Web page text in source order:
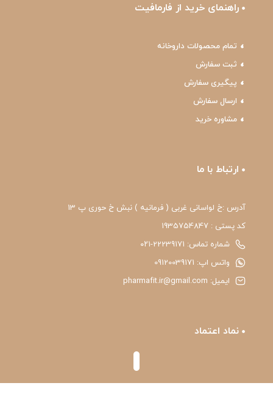
راهنمای خرید از فارمافیت
تمام محصولات داروخانه
ثبت سفارش
پیگیری سفارش
ارسال سفارش
مشاوره خرید
ارتباط با ما
آدرس :خ لواسانی غربی ( فرمانیه ) نبش خ حوری پ 13
کد پستی : 1935754847
شماره تماس: 22239171-۰۲۱
واتس اپ: 09120039171
ایمیل: pharmafit.ir@gmail.com
نماد اعتماد